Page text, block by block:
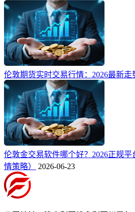
伦敦期货实时交易行情：2026最新走
伦敦金交易软件哪个好？2026正规
情策略）
2026-06-23